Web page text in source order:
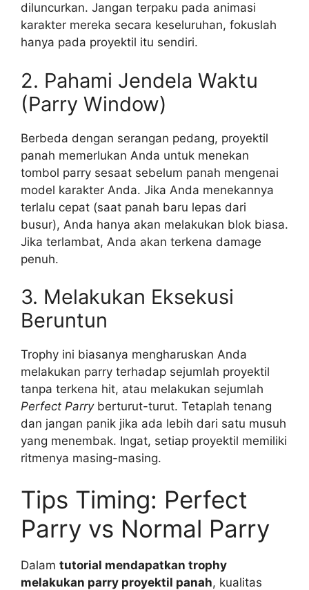
diluncurkan. Jangan terpaku pada animasi
karakter mereka secara keseluruhan, fokuslah
hanya pada proyektil itu sendiri.
2. Pahami Jendela Waktu
(Parry Window)
Berbeda dengan serangan pedang, proyektil
panah memerlukan Anda untuk menekan
tombol parry sesaat sebelum panah mengenai
model karakter Anda. Jika Anda menekannya
terlalu cepat (saat panah baru lepas dari
busur), Anda hanya akan melakukan blok biasa.
Jika terlambat, Anda akan terkena damage
penuh.
3. Melakukan Eksekusi
Beruntun
Trophy ini biasanya mengharuskan Anda
melakukan parry terhadap sejumlah proyektil
tanpa terkena hit, atau melakukan sejumlah
Perfect Parryberturut-turut. Tetaplah tenang
dan jangan panik jika ada lebih dari satu musuh
yang menembak. Ingat, setiap proyektil memiliki
ritmenya masing-masing.
Tips Timing: Perfect
Parry vs Normal Parry
Dalam tutorial mendapatkan trophy
melakukan parry proyektil panah, kualitas